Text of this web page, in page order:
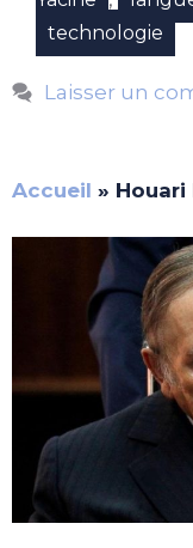
technologie
Laisser un
Accueil » Houari